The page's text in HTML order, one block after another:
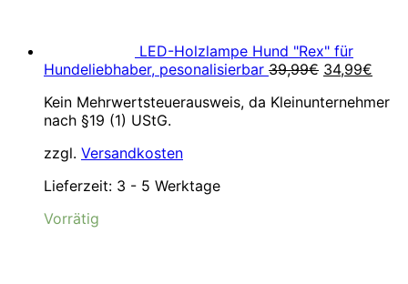
LED-Holzlampe Hund "Rex" für
Hundeliebhaber, pesonalisierbar 39,99€
war:
34,99€
ist:
Kein Mehrwertsteuerausweis, da Kleinunternehmer
nach §19 (1) UStG.
zzgl. Versandkosten
Lieferzeit: 3 - 5 Werktage
Vorrätig